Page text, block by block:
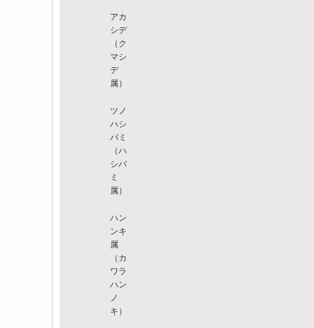
アカ
シデ
（ク
マシ
デ
属）
ツノ
ハシ
バミ
（ハ
シバ
ミ
属）
ハン
ンキ
属
（カ
ワラ
ハン
ノ
キ）